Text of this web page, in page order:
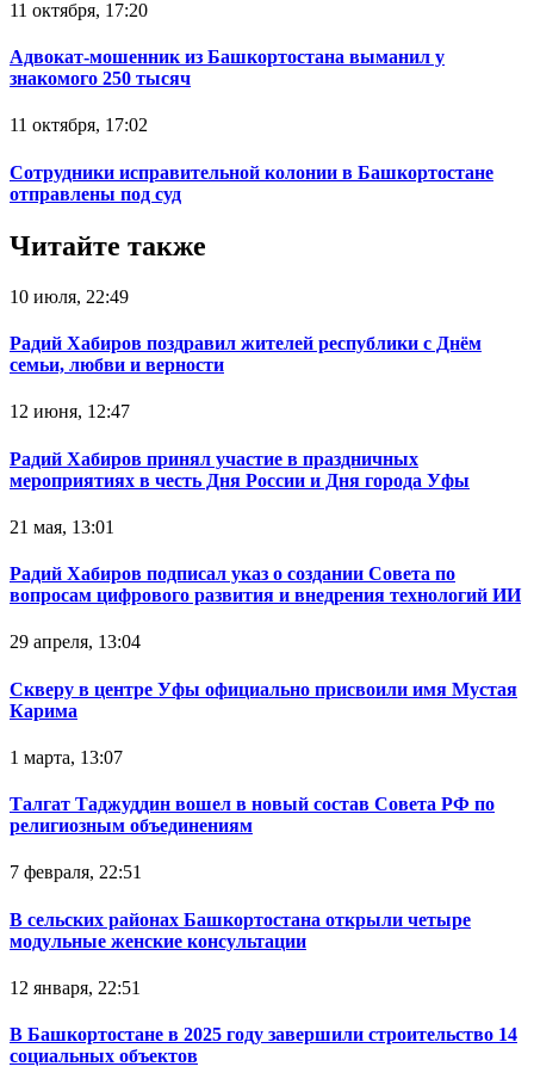
11 октября, 17:20
Адвокат-мошенник из Башкортостана выманил у
знакомого 250 тысяч
11 октября, 17:02
Сотрудники исправительной колонии в Башкортостане
отправлены под суд
Читайте также
10 июля, 22:49
Радий Хабиров поздравил жителей республики с Днём
семьи, любви и верности
12 июня, 12:47
Радий Хабиров принял участие в праздничных
мероприятиях в честь Дня России и Дня города Уфы
21 мая, 13:01
Радий Хабиров подписал указ о создании Совета по
вопросам цифрового развития и внедрения технологий ИИ
29 апреля, 13:04
Скверу в центре Уфы официально присвоили имя Мустая
Карима
1 марта, 13:07
Талгат Таджуддин вошел в новый состав Совета РФ по
религиозным объединениям
7 февраля, 22:51
В сельских районах Башкортостана открыли четыре
модульные женские консультации
12 января, 22:51
В Башкортостане в 2025 году завершили строительство 14
социальных объектов